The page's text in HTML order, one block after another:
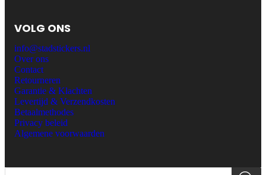
VOLG ONS
info@stadstickers.nl
Over ons
Contact
Retourneren
Garantie & Klachten
Levertijd & Verzendkosten
Betaalmethodes
Privacy beleid
Algemene voorwaarden